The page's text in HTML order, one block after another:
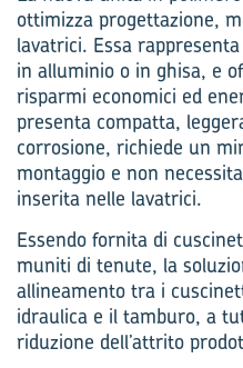
ottimizza progettazione,
lavatrici. Essa
in alluminio o in ghisa, e
risparmi economici ed
presenta compatta,
corrosione, richiede un
montaggio e non
inserita nelle lavatrici.
Essendo fornita di
muniti di tenute, la
allineamento tra i
idraulica e il tamburo, a
riduzione dell’attrito